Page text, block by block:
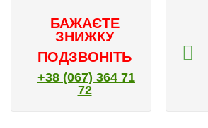
БАЖАЄТЕ
ЗНИЖКУ
ПОДЗВОНІТЬ
+38 (067) 364 71
72